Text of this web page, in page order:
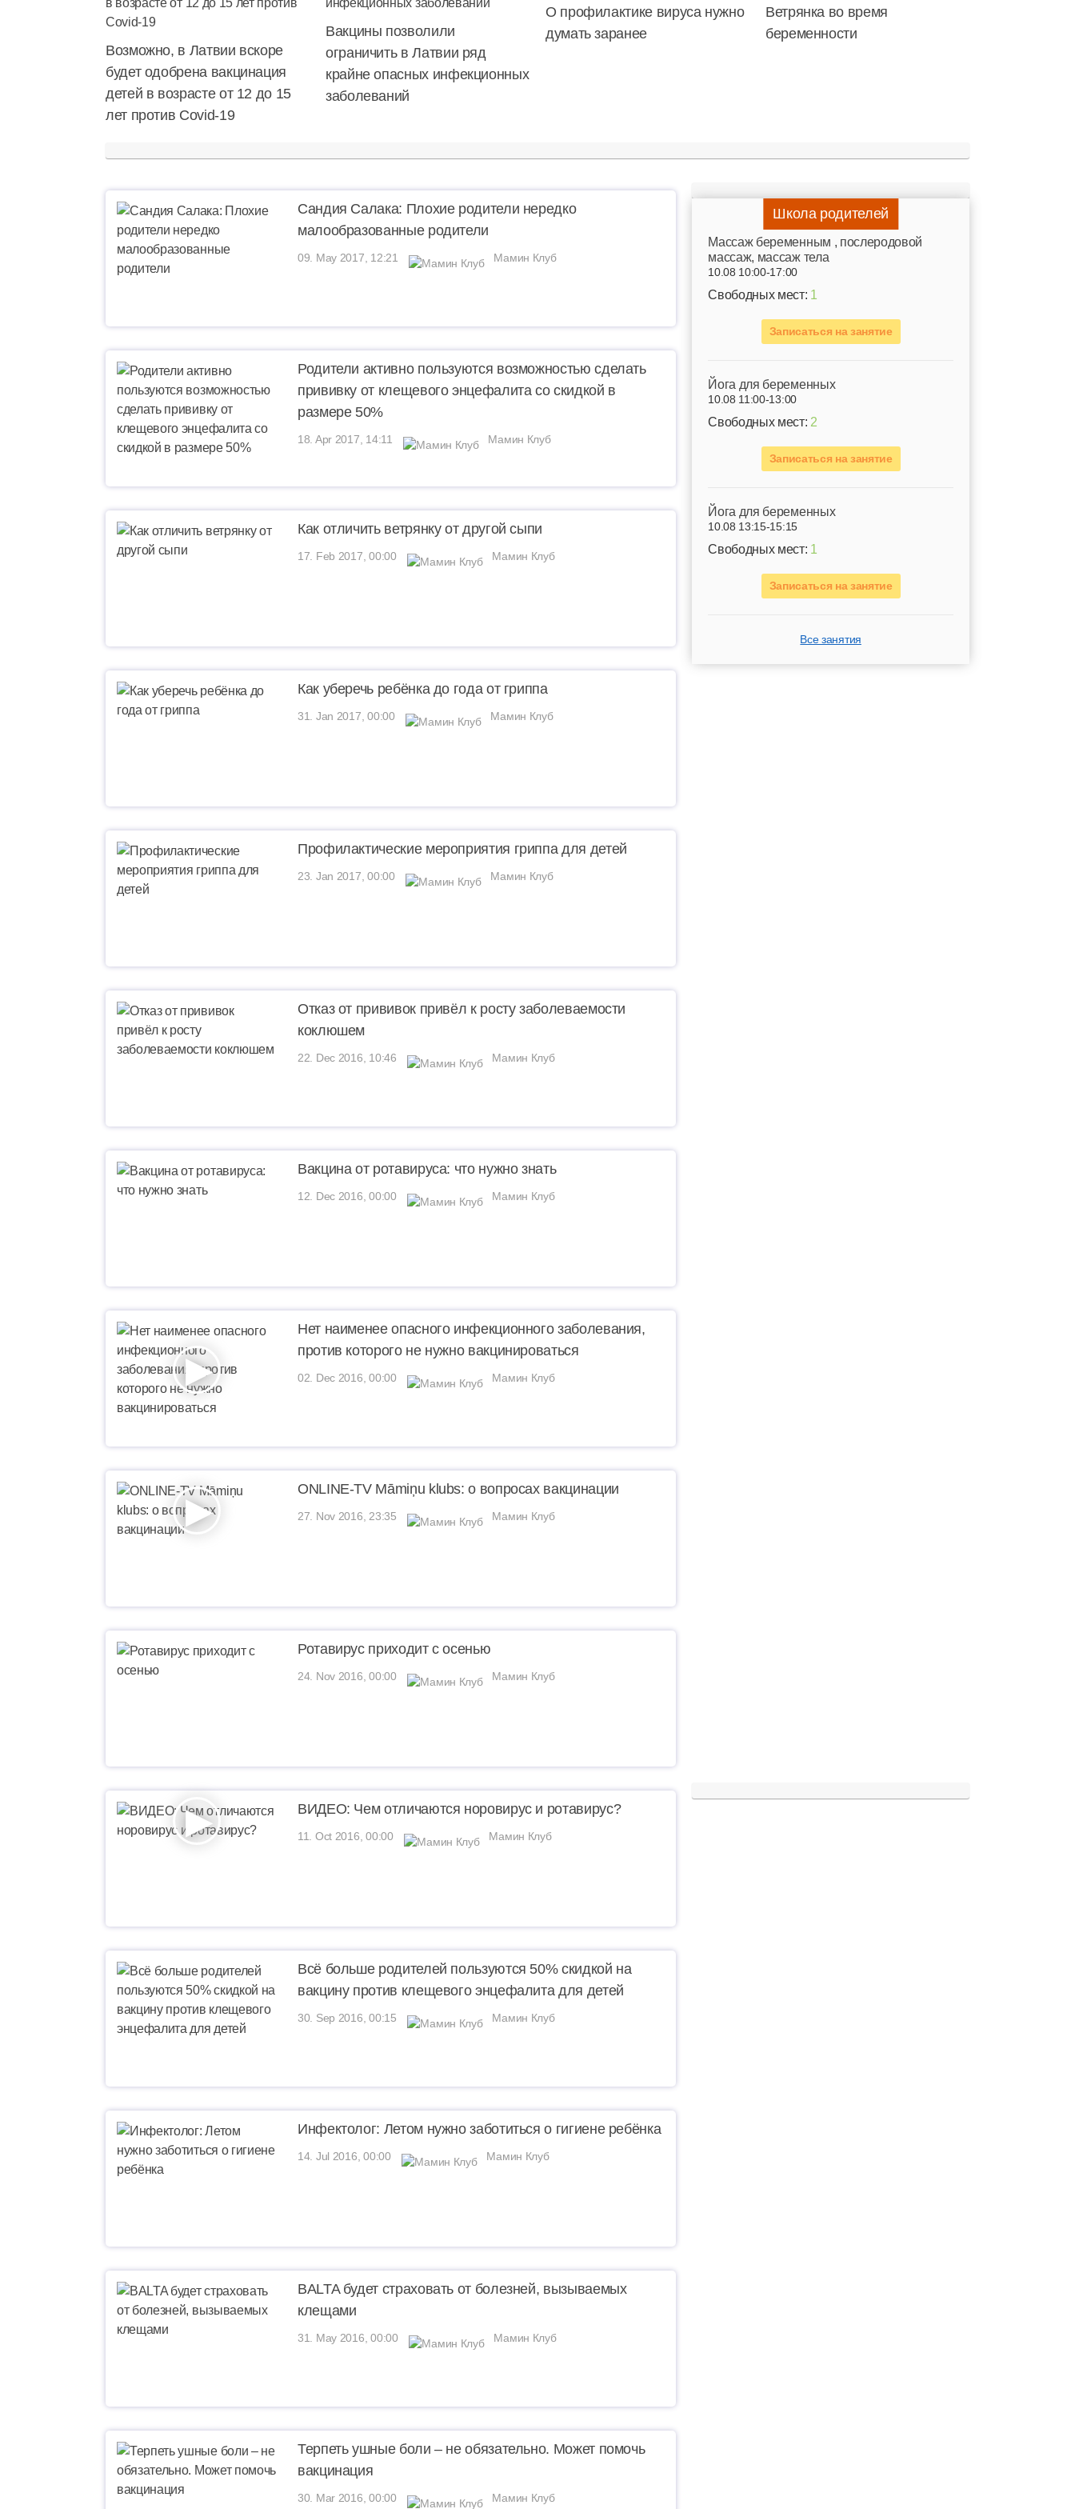
Возможно, в Латвии вскоре
будет одобрена вакцинация
детей в возрасте от 12 до 15
лет против Covid-19
Вакцины позволили
ограничить в Латвии ряд
крайне опасных инфекционных
заболеваний
О профилактике вируса нужно
думать заранее
Ветрянка во время
беременности
Сандия Салака: Плохие родители нередко
малообразованные родители
09. May 2017, 12:21 Мамин Клуб
Родители активно пользуются возможностью сделать
прививку от клещевого энцефалита со скидкой в
размере 50%
18. Apr 2017, 14:11 Мамин Клуб
Как отличить ветрянку от другой сыпи
17. Feb 2017, 00:00 Мамин Клуб
Как уберечь ребёнка до года от гриппа
31. Jan 2017, 00:00 Мамин Клуб
Профилактические мероприятия гриппа для детей
23. Jan 2017, 00:00 Мамин Клуб
Отказ от прививок привёл к росту заболеваемости
коклюшем
22. Dec 2016, 10:46 Мамин Клуб
Вакцина от ротавируса: что нужно знать
12. Dec 2016, 00:00 Мамин Клуб
Нет наименее опасного инфекционного заболевания,
против которого не нужно вакцинироваться
02. Dec 2016, 00:00 Мамин Клуб
ONLINE-TV Māmiņu klubs: о вопросах вакцинации
27. Nov 2016, 23:35 Мамин Клуб
Ротавирус приходит с осенью
24. Nov 2016, 00:00 Мамин Клуб
Школа родителей
Mассаж беременным , послеродовой
массаж, массаж тела
10.08 10:00-17:00
Свободных мест: 1
Записаться на занятие
Йога для беременных
10.08 11:00-13:00
Свободных мест: 2
Записаться на занятие
Йога для беременных
10.08 13:15-15:15
Свободных мест: 1
Записаться на занятие
Все занятия
ВИДЕО: Чем отличаются норовирус и ротавирус?
11. Oct 2016, 00:00 Мамин Клуб
Всё больше родителей пользуются 50% скидкой на
вакцину против клещевого энцефалита для детей
30. Sep 2016, 00:15 Мамин Клуб
Инфектолог: Летом нужно заботиться о гигиене ребёнка
14. Jul 2016, 00:00 Мамин Клуб
BALTA будет страховать от болезней, вызываемых
клещами
31. May 2016, 00:00 Мамин Клуб
Терпеть ушные боли – не обязательно. Может помочь
вакцинация
30. Mar 2016, 00:00 Мамин Клуб